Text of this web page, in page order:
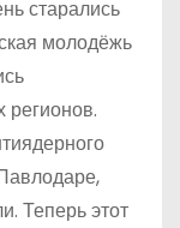
старались
молодёжь
регионов.
Теперь этот